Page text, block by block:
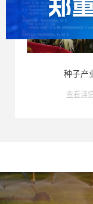
种子产
查看详